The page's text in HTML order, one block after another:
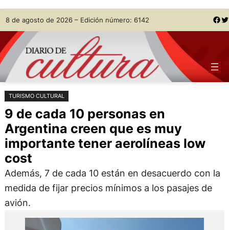
Saltar
al
contenido
Skip
to
content
8 de agosto de 2026 – Edición número: 6142 Facebook Twitter
TURISMO CULTURAL
9 de cada 10 personas en
Argentina creen que es muy
importante tener aerolíneas low
cost
Además, 7 de cada 10 están en desacuerdo con la
medida de fijar precios mínimos a los pasajes de
avión.